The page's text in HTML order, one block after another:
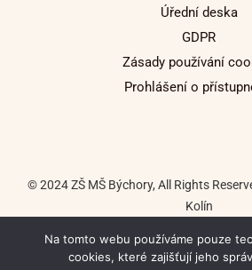
Úřední deska
GDPR
Zásady používání
Prohlášení o
© 2024 ZŠ MŠ Býchory, All Rights
Kolín
Tvorba internetových stránek:
Na tomto webu používáme pouze
cookies, které zajišťují jeho